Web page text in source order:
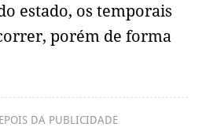
estado, os temporais
porém de forma
DA PUBLICIDADE